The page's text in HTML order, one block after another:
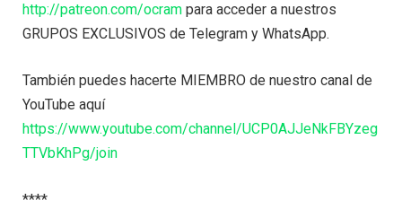
http://patreon.com/ocram para acceder a nuestros
GRUPOS EXCLUSIVOS de Telegram y WhatsApp.
También puedes hacerte MIEMBRO de nuestro canal de
YouTube aquí
https://www.youtube.com/channel/UCP0AJJeNkFBYzeg
TTVbKhPg/join
****